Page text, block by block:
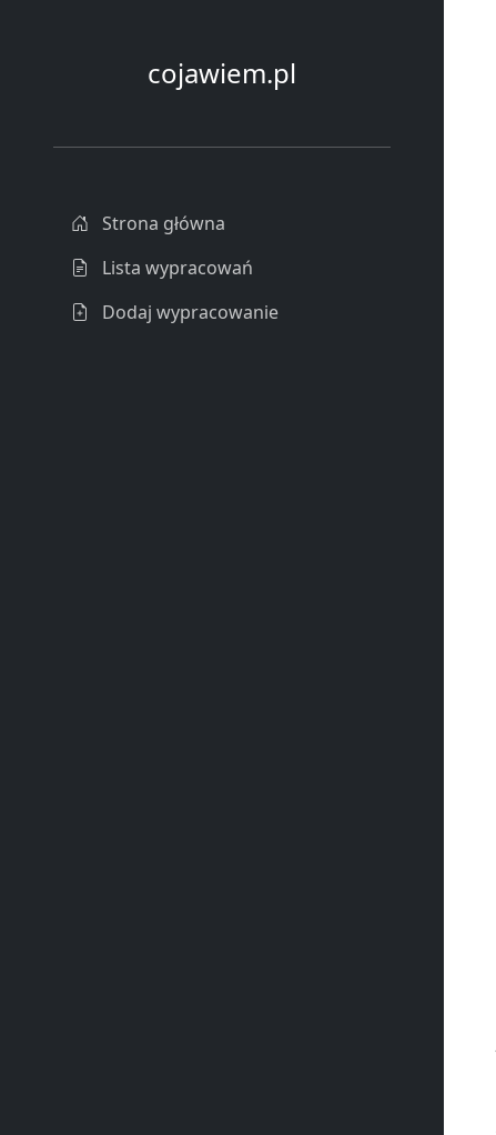
cojawiem.pl
Strona główna
Lista wypracowań
Dodaj wypracowanie